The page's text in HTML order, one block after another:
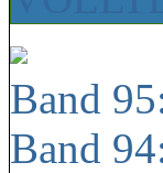
Band
Band